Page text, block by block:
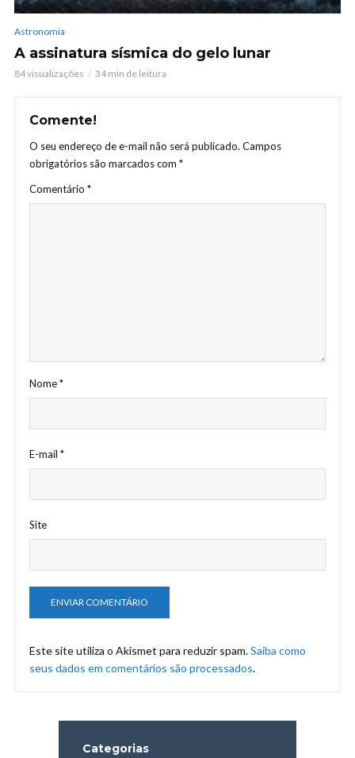
Astronomia
A assinatura sísmica do gelo lunar
84 visualizações 34 min de leitura
Comente!
O seu endereço de e-mail não será publicado. Campos
obrigatórios são marcados com *
Comentário *
Nome*
E-mail *
Site
Este site utiliza o Akismet para reduzir spam.Saiba como
seus dados em comentários são processados.
Categorias